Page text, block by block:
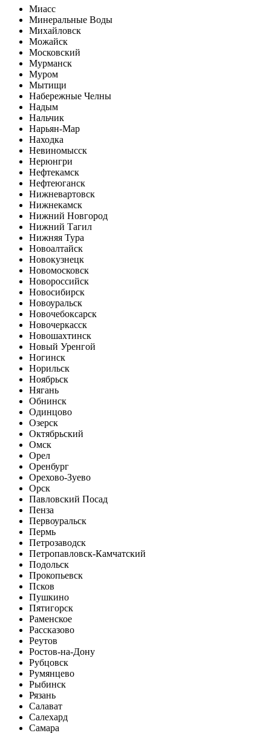
Миасс
Минеральные Воды
Михайловск
Можайск
Московский
Мурманск
Муром
Мытищи
Набережные Челны
Надым
Нальчик
Нарьян-Мар
Находка
Невиномысск
Нерюнгри
Нефтекамск
Нефтеюганск
Нижневартовск
Нижнекамск
Нижний Новгород
Нижний Тагил
Нижняя Тура
Новоалтайск
Новокузнецк
Новомосковск
Новороссийск
Новосибирск
Новоуральск
Новочебоксарск
Новочеркасск
Новошахтинск
Новый Уренгой
Ногинск
Норильск
Ноябрьск
Нягань
Обнинск
Одинцово
Озерск
Октябрьский
Омск
Орел
Оренбург
Орехово-Зуево
Орск
Павловский Посад
Пенза
Первоуральск
Пермь
Петрозаводск
Петропавловск-Камчатский
Подольск
Прокопьевск
Псков
Пушкино
Пятигорск
Раменское
Рассказово
Реутов
Ростов-на-Дону
Рубцовск
Румянцево
Рыбинск
Рязань
Салават
Салехард
Самара